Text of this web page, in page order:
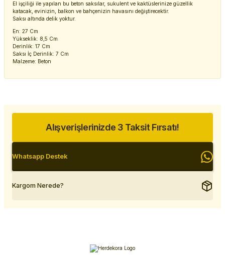
El işçiliği ile yapılan bu beton saksılar, sukulent ve kaktüslerinize güzellik
katacak, evinizin, balkon ve bahçenizin havasını değiştirecektir.
Saksı altında delik yoktur.
En: 27 Cm
Yükseklik: 8,5 Cm
Derinlik: 17 Cm
Saksı İç Derinlik: 7 Cm
Malzeme: Beton
Alışverişlerinizde 3 Taksit Fırsatı!
Whatsapp Destek
Kargom Nerede?